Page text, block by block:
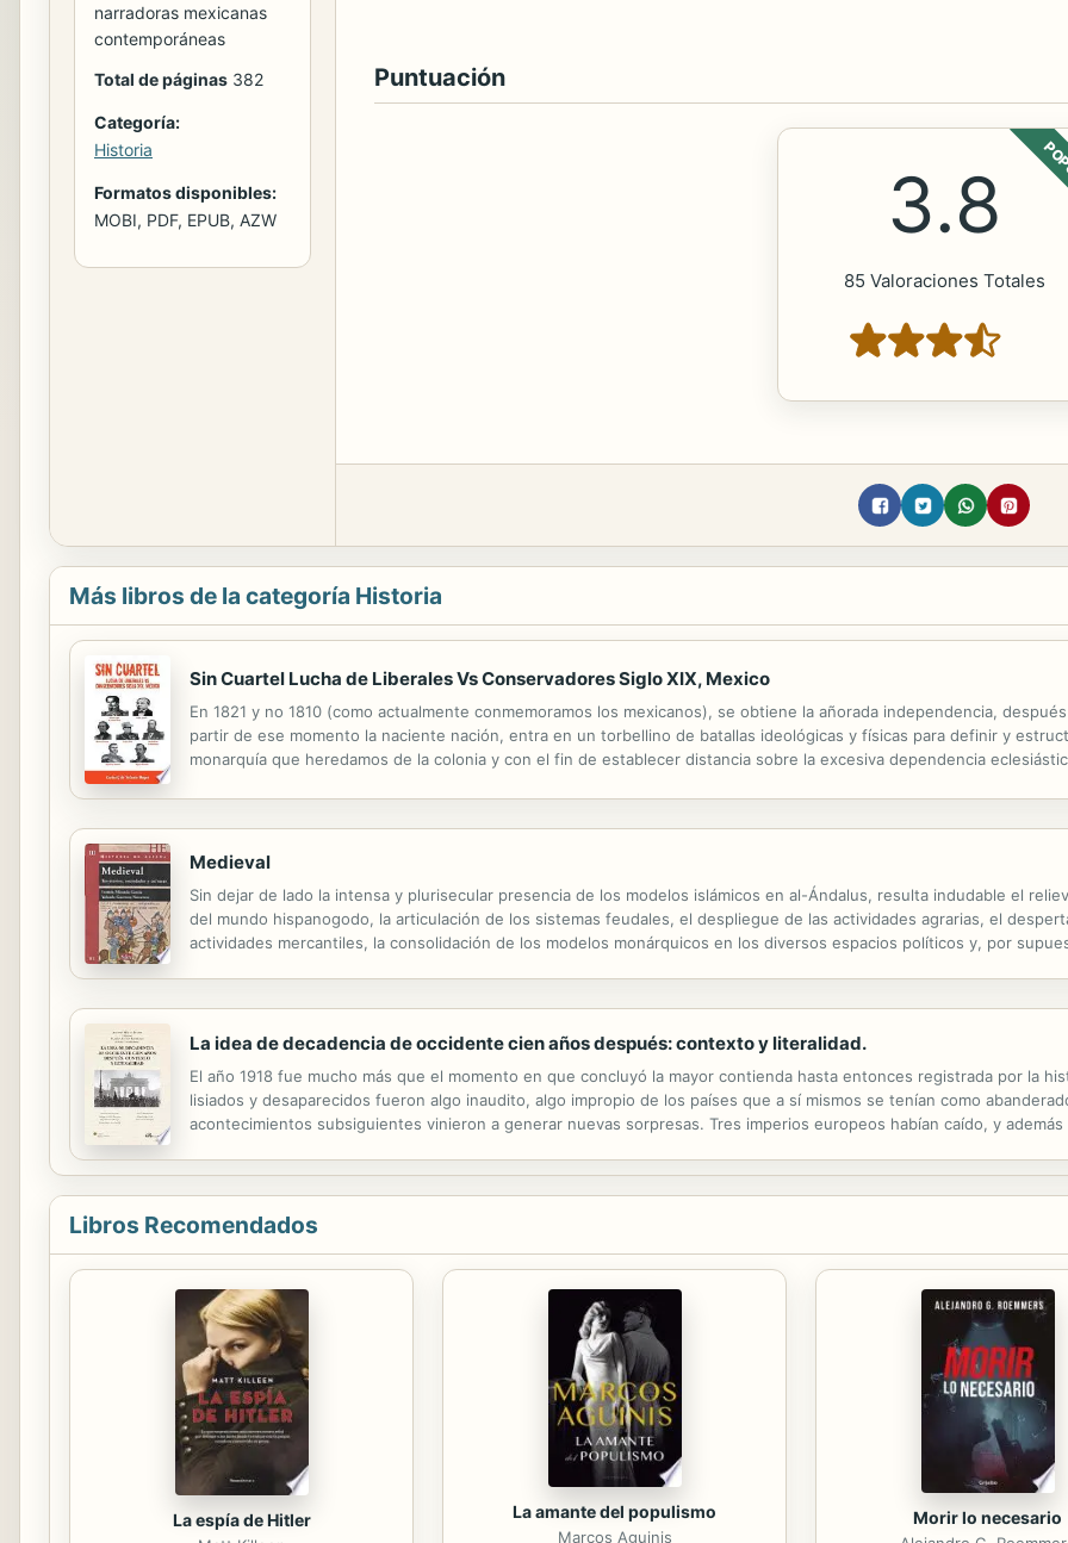
narradoras mexicanas
contemporáneas
Total de páginas 382
Categoría:
Historia
Formatos disponibles:
MOBI, PDF, EPUB, AZW
Puntuación
3.8
85 Valoraciones Totales
Más libros de la categoría Historia
Sin Cuartel Lucha de Liberales Vs Conservadores Siglo XIX, Mexico
En 1821 y no 1810 (como actualmente conmemoramos los mexicanos), se obtiene la añorada independencia,
partir de ese momento la naciente nación, entra en un torbellino de batallas ideológicas y físicas para definir y
monarquía que heredamos de la colonia y con el fin de establecer distancia sobre la excesiva dependencia
Medieval
Sin dejar de lado la intensa y plurisecular presencia de los modelos islámicos en al-Ándalus, resulta indudable el
del mundo hispanogodo, la articulación de los sistemas feudales, el despliegue de las actividades agrarias, el
actividades mercantiles, la consolidación de los modelos monárquicos en los diversos espacios políticos y, por
La idea de decadencia de occidente cien años después: contexto y literalidad.
El año 1918 fue mucho más que el momento en que concluyó la mayor contienda hasta entonces registrada por la
lisiados y desaparecidos fueron algo inaudito, algo impropio de los países que a sí mismos se tenían como
acontecimientos subsiguientes vinieron a generar nuevas sorpresas. Tres imperios europeos habían caído, y
Libros Recomendados
La espía de Hitler La amante del populismo
Marcos Aguinis
Morir lo necesario